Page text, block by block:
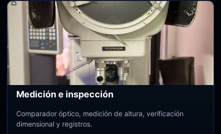
Medición e inspección
Comparador óptico, medición de altura, verificación
dimensional y registros.